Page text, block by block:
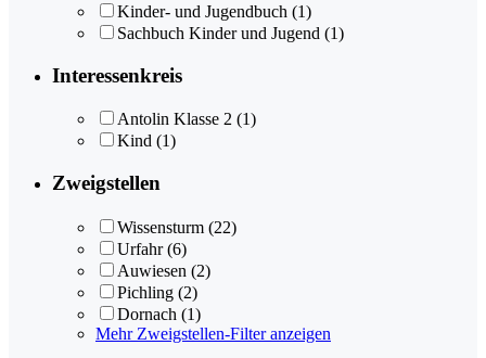
Kinder- und Jugendbuch (1)
Sachbuch Kinder und Jugend (1)
Interessenkreis
Antolin Klasse 2 (1)
Kind (1)
Zweigstellen
Wissensturm (22)
Urfahr (6)
Auwiesen (2)
Pichling (2)
Dornach (1)
Mehr Zweigstellen-Filter anzeigen